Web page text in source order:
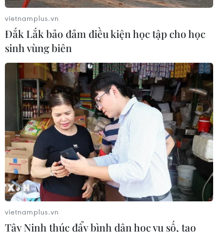
CƠ QUAN CHỦ QUẢN: THÔNG TẤN XÃ VIỆT NAM
Tổng Biên tập: TRẦN TIẾN DUẨN
Phó Tổng Biên tập: NGUYỄN THỊ TÁM, KHÚC THANH
THỦY
Sở hữu trí tuệ
Quy định sử dụng
RSS
Hỗ trợ
Ngôn ngữ
TTXVN
Dịch vụ tin
Quảng cáo
Liên hệ
vietnamplus.vn
Đắk Lắk bảo đảm điều kiện học tập cho học
sinh vùng biên
vietnamplus.vn
Tây Ninh thúc đẩy bình dân học vụ số, tạo